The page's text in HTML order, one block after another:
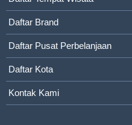
Daftar Brand
Daftar Pusat Perbelanjaan
Daftar Kota
Kontak Kami